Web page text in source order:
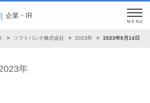
企業・IR
MENU
ソフトバンク株式会社 2023年 2023年9月14日
年